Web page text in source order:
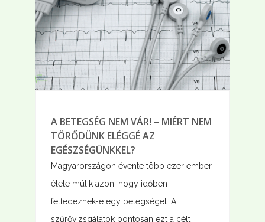
A BETEGSÉG NEM VÁR! – MIÉRT NEM
TÖRŐDÜNK ELÉGGÉ AZ
EGÉSZSÉGÜNKKEL?
Magyarországon évente több ezer ember
élete múlik azon, hogy időben
felfedeznek-e egy betegséget. A
szűrővizsgálatok pontosan ezt a célt